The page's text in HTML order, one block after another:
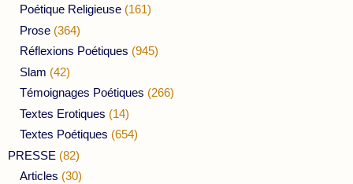
Poétique Religieuse (161)
Prose (364)
Réflexions Poétiques (945)
Slam (42)
Témoignages Poétiques (266)
Textes Erotiques (14)
Textes Poétiques (654)
PRESSE (82)
Articles (30)